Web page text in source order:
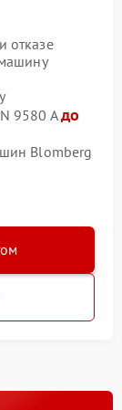
отказе
9580 Aдо
Blomberg